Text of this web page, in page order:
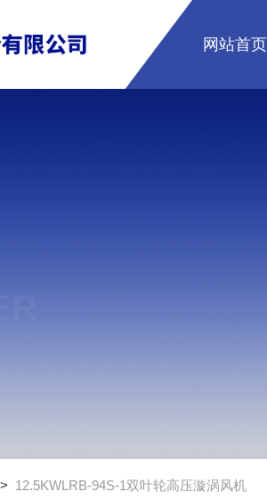
网站首页
> 12.5KWLRB-94S-1双叶轮高压漩涡风机